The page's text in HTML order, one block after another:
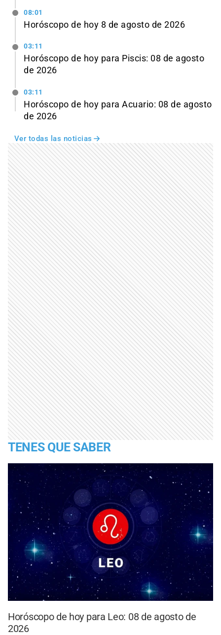
08:01
Horóscopo de hoy 8 de agosto de 2026
03:11
Horóscopo de hoy para Piscis: 08 de agosto
de 2026
03:11
Horóscopo de hoy para Acuario: 08 de agosto
de 2026
Ver todas las noticias
TENES QUE SABER
Horóscopo de hoy para Leo: 08 de agosto de
2026